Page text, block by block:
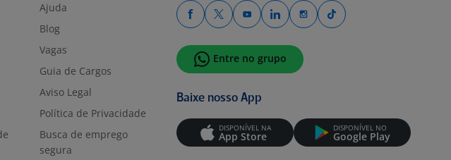
Ajuda
Blog
Vagas
Guia de Cargos
Aviso Legal
Política de Privacidade
Busca de emprego
segura
Entre no grupo
Baixe nosso App
DISPONÍVEL NA
App Store
DISPONÍVEL NO
Google Play